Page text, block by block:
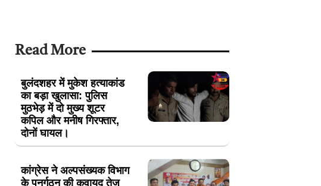
Read More
बुलंदशहर में मुकेश हत्याकांड
का बड़ा खुलासा: पुलिस
मुठभेड़ में दो मुख्य शूटर
कपिल और मनीष गिरफ्तार,
दोनों घायल।
कांग्रेस ने अल्पसंख्यक विभाग
के पुनर्गठन की कवायद तेज